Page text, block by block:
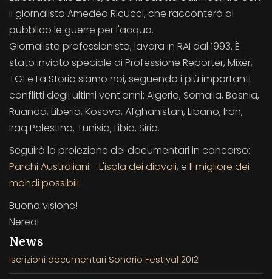
il giornalista Amedeo Ricucci, che racconterà al
pubblico le guerre per l'acqua.
Giornalista professionista, lavora in RAI dal 1993. È
stato inviato speciale di Professione Reporter, Mixer,
TG1 e La Storia siamo noi, seguendo i più importanti
conflitti degli ultimi vent'anni: Algeria, Somalia, Bosnia,
Ruanda, Liberia, Kosovo, Afghanistan, Libano, Iran,
Iraq Palestina, Tunisia, Libia, Siria.
Seguirà la proiezione dei documentari in concorso:
Parchi Australiani - L'isola dei diavoli, e Il migliore dei
mondi possibili
Buona visione!
Nereal
News
Iscrizioni documentari Sondrio Festival 2012